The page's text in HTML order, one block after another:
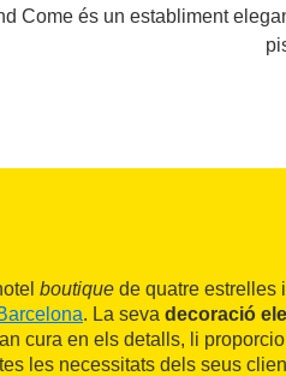
Come és un establiment
boutique de quatre estrelles
. La seva decoració
cura en els detalls, li
les necessitats dels seus